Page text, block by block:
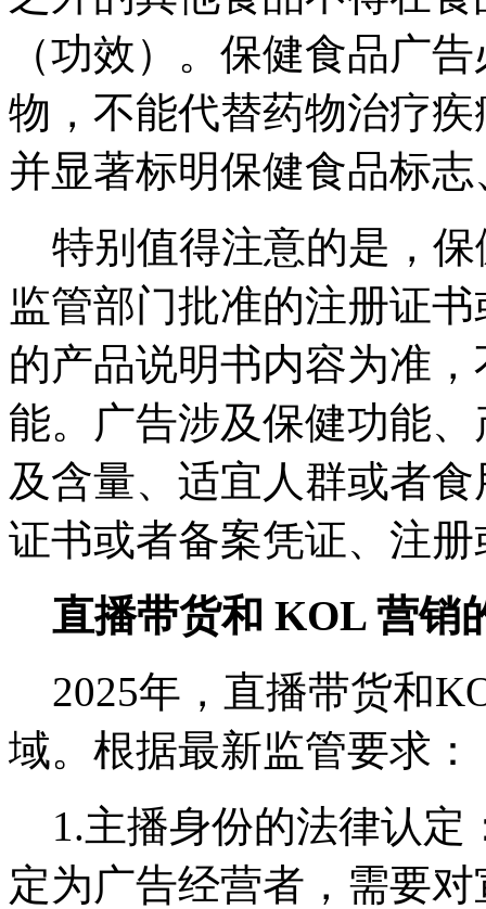
（功效）。保健食品广
物，不能代替药物治疗
并显著标明保健食品标
特别值得注意的是，保
监管部门批准的注册证
的产品说明书内容为准
能。广告涉及保健功能
及含量、适宜人群或者
证书或者备案凭证、注
直播带货和 KOL 营销
2025年，直播带货和
域。根据最新监管要求：
1.主播身份的法律认定
定为广告经营者，需要